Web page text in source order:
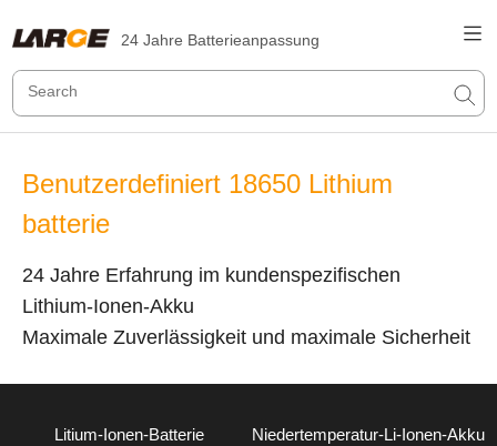
24 Jahre Batterieanpassung
Benutzerdefiniert 18650 Lithium
batterie
24 Jahre Erfahrung im kundenspezifischen
Lithium-Ionen-Akku
Maximale Zuverlässigkeit und maximale Sicherheit
Litium-Ionen-Batterie Niedertemperatur-Li-Ionen-Akku